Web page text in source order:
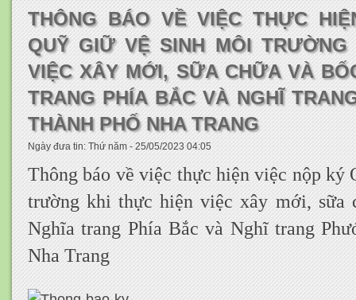
THÔNG BÁO VỀ VIỆC THỰC
QUỸ GIỮ VỆ SINH MÔI TRƯỜNG
VIỆC XÂY MỚI, SỮA CHỮA VÀ
TRANG PHÍA BẮC VÀ NGHĨ
THÀNH PHỐ NHA TRANG
Ngày đưa tin: Thứ năm - 25/05/2023 04:05
Thông báo về việc thực hiện việc nộp ký
trường khi thực hiện việc xây mới, sữa
Nghĩa trang Phía Bắc và Nghĩ trang
Nha Trang